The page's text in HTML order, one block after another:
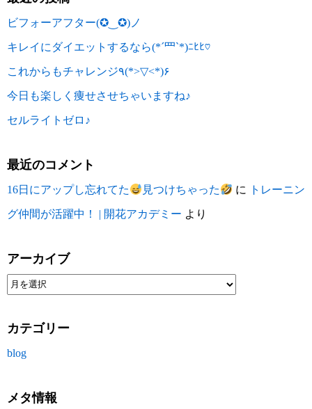
ビフォーアフター(✪‿✪)ノ
キレイにダイエットするなら(*´罒`*)ﾆﾋﾋ♡
これからもチャレンジ٩(*>▽<*)۶
今日も楽しく痩せさせちゃいますね♪
セルライトゼロ♪
最近のコメント
16日にアップし忘れてた 見つけちゃった に トレーニン
グ仲間が活躍中！ | 開花アカデミー より
アーカイブ
カテゴリー
blog
メタ情報